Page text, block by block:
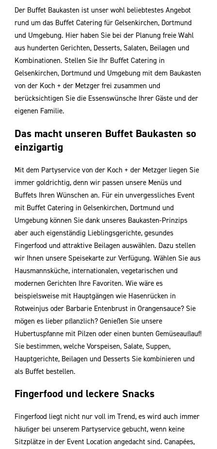
Der Buﬀet Baukasten ist unser wohl beliebtestes Angebot
rund um das Buﬀet Catering für Gelsenkirchen, Dortmund
und Umgebung. Hier haben Sie bei der Planung freie Wahl
aus hunderten Gerichten, Desserts, Salaten, Beilagen und
Kombinationen. Stellen Sie Ihr Buﬀet Catering in
Gelsenkirchen, Dortmund und Umgebung mit dem Baukasten
von der Koch + der Metzger frei zusammen und
berücksichtigen Sie die Essenswünsche Ihrer Gäste und der
eigenen Familie.
Das macht unseren Buffet Baukasten so
einzigartig
Mit dem Partyservice von der Koch + der Metzger liegen Sie
immer goldrichtig, denn wir passen unsere Menüs und
Buﬀets Ihren Wünschen an. Für ein unvergessliches Event
mit Buﬀet Catering in Gelsenkirchen, Dortmund und
Umgebung können Sie dank unseres Baukasten-Prinzips
aber auch eigenständig Lieblingsgerichte, gesundes
Fingerfood und attraktive Beilagen auswählen. Dazu stellen
wir Ihnen unsere Speisekarte zur Verfügung. Wählen Sie aus
Hausmannsküche, internationalen, vegetarischen und
modernen Gerichten Ihre Favoriten. Wie wäre es
beispielsweise mit Hauptgängen wie Hasenrücken in
Rotweinjus oder Barbarie Entenbrust in Orangensauce? Sie
mögen es lieber pﬂanzlich? Genießen Sie unsere
Hubertuspfanne mit Pilzen oder einen bunten Gemüseauﬂauf!
Sie bestimmen, welche Vorspeisen, Salate, Suppen,
Hauptgerichte, Beilagen und Desserts Sie kombinieren und
als Buﬀet bestellen.
Fingerfood und leckere Snacks
Fingerfood liegt nicht nur voll im Trend, es wird auch immer
häuﬁger bei unserem Partyservice gebucht, wenn keine
Sitzplätze in der Event Location angedacht sind. Canapées,